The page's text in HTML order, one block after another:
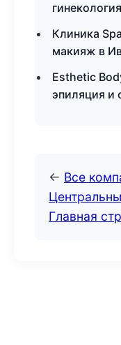
Клиника
макияж в
Esthetic
эпиляция и
← Все
Главная